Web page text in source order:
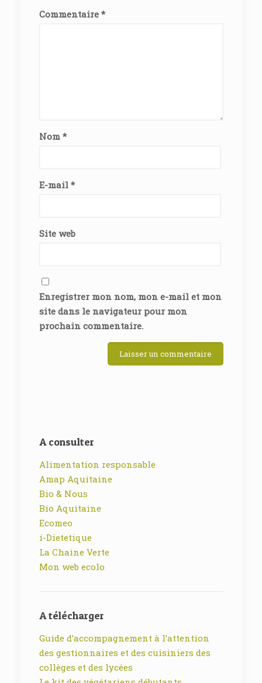
Commentaire *
Nom *
E-mail *
Site web
Enregistrer mon nom, mon e-mail et mon
site dans le navigateur pour mon
prochain commentaire.
A consulter
Alimentation responsable
Amap Aquitaine
Bio & Nous
Bio Aquitaine
Ecomeo
i-Dietetique
La Chaine Verte
Mon web ecolo
A télécharger
Guide d’accompagnement à l’attention
des gestionnaires et des cuisiniers des
collèges et des lycées